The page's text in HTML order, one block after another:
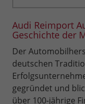
Audi Reimport
Geschichte der
Der
deutschen
gegründet und
über 100-jährige